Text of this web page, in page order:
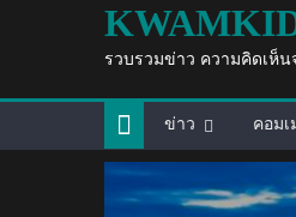
รวบรวมข่าว ความคิดเห็
ข่าว คอม